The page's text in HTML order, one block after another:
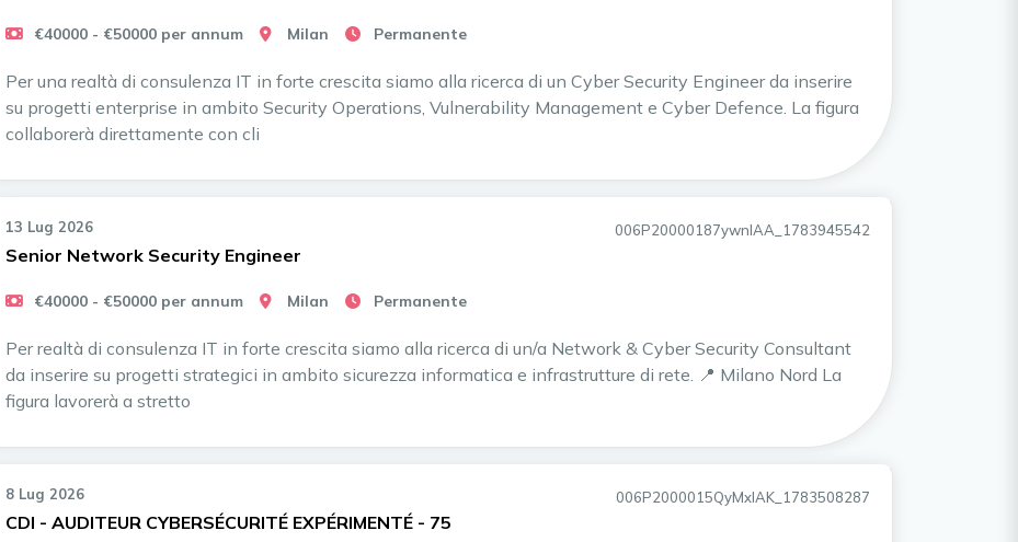
€40000 - €50000 per annum Milan Permanente
Per una realtà di consulenza IT in forte crescita siamo alla ricerca di un Cyber Security Engineer da inserire
su progetti enterprise in ambito Security Operations, Vulnerability Management e Cyber Defence. La figura
collaborerà direttamente con cli
13 Lug 2026 006P20000187ywnIAA_1783945542
Senior Network Security Engineer
€40000 - €50000 per annum Milan Permanente
Per realtà di consulenza IT in forte crescita siamo alla ricerca di un/a Network & Cyber Security Consultant
da inserire su progetti strategici in ambito sicurezza informatica e infrastrutture di rete. 📍 Milano Nord La
figura lavorerà a stretto
8 Lug 2026 006P2000015QyMxIAK_1783508287
CDI - AUDITEUR CYBERSÉCURITÉ EXPÉRIMENTÉ - 75